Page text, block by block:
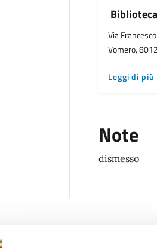
Via
Vomero,
Leggi di più
Note
dismesso